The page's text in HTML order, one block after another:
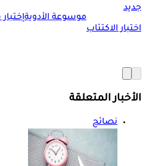
جديد
اختبار الاكتئاب
موسوعة الأدوية
الأخبار المتعلقة
نصائح